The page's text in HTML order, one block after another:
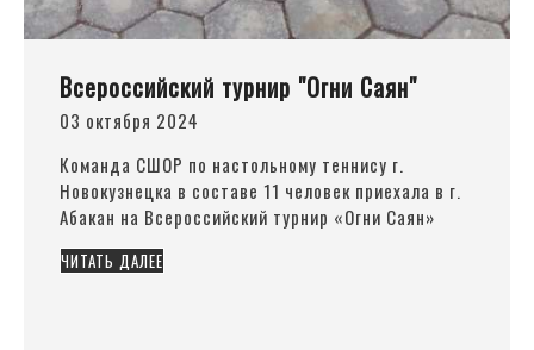
Всероссийский турнир "Огни Саян"
03 октября 2024
Команда СШОР по настольному теннису г.
Новокузнецка в составе 11 человек приехала в г.
Абакан на Всероссийский турнир «Огни Саян»
ЧИТАТЬ ДАЛЕЕ